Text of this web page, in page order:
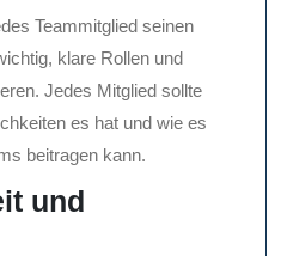
Teammitglied seinen
klare Rollen und
Jedes Mitglied sollte
es hat und wie es
beitragen kann.
und